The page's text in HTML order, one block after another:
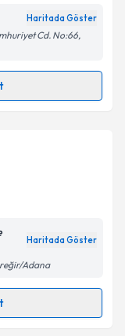
Aydınlatma
belirtilen
Haritada Göster
Cd. No:66,
talebi
almanız için bir
Aydınlatma
belirtilen
Haritada Göster
Adana